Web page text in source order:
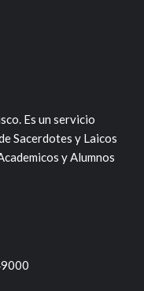
Es un servicio
Sacerdotes y Laicos
y Alumnos